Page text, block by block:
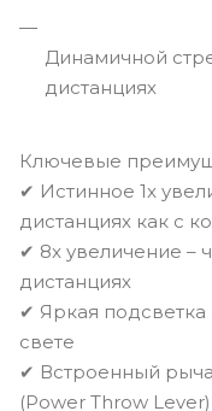
Динамичной
дистанциях
Ключевые
✔ Истинное 1x
дистанциях как с
✔ 8x увеличение –
дистанциях
✔ Яркая
свете
✔ Встроенный
(Power Throw Lever)